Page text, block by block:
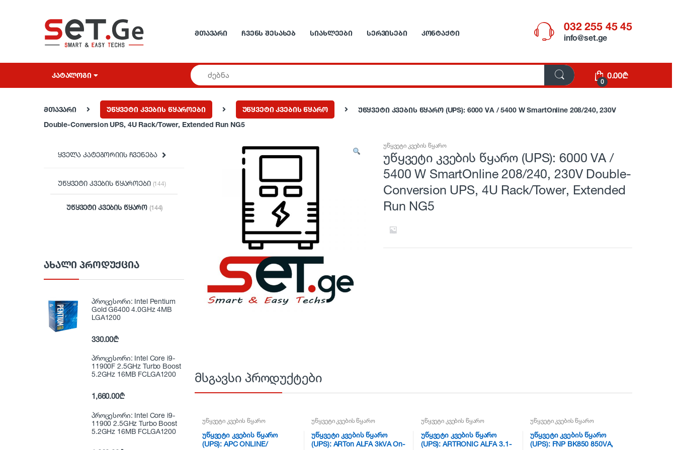
ᲛᲗᲐᲕᲐᲠᲘ ᲩᲕᲔᲜᲡ ᲨᲔᲡᲐᲮᲔᲑ ᲡᲘᲐᲮᲚᲔᲔᲑᲘ ᲡᲔᲠᲕᲘᲡᲔᲑᲘ ᲙᲝᲜᲢᲐᲥᲢᲘ
032 255 45 45
info@set.ge
ᲙᲐᲢᲐᲚᲝᲒᲘ
0
0.00₾
მთავარი უწყვეტი კვების წყაროები უწყვეტი კვების წყარო
უწყვეტი კვების წყარო (UPS): 6000 VA / 5400 W SmartOnline 208/240, 230V
Double-Conversion UPS, 4U Rack/Tower, Extended Run NG5
უწყვეტი კვების წყარო
უწყვეტი კვების წყარო (UPS): 6000 VA /
5400 W SmartOnline 208/240, 230V Double-
Conversion UPS, 4U Rack/Tower, Extended
Run NG5
მსგავსი პროდუქტები
უწყვეტი კვების წყარო
უწყვეტი კვების წყარო
(UPS): APC ONLINE/
უწყვეტი კვების წყარო
უწყვეტი კვების წყარო
(UPS): ARTon ALFA 3kVA On-
უწყვეტი კვების წყარო
უწყვეტი კვების წყარო
(UPS): ARTRONIC ALFA 3.1-
უწყვეტი კვების წყარო
უწყვეტი კვების წყარო
(UPS): FNP BK850 850VA,
ყველა კატეგორიის ჩვენება
უწყვეტი კვების წყაროები (144)
უწყვეტი კვების წყარო(144)
ᲐᲮᲐᲚᲘ ᲞᲠᲝᲓᲣᲥᲪᲘᲐ
პროცესორი: Intel Pentium
Gold G6400 4.0GHz 4MB
LGA1200
330.00₾
პროცესორი: Intel Core i9-
11900F 2.5GHz Turbo Boost
5.2GHz 16MB FCLGA1200
1,660.00₾
პროცესორი: Intel Core i9-
11900 2.5GHz Turbo Boost
5.2GHz 16MB FCLGA1200